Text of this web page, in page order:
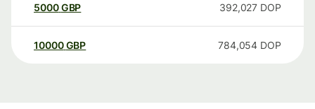
5000GBP 392,027 DOP
10000 GBP 784,054 DOP